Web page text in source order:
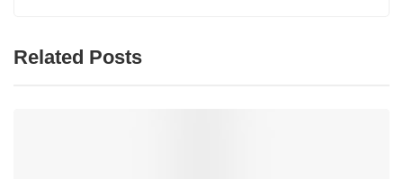
Related Posts